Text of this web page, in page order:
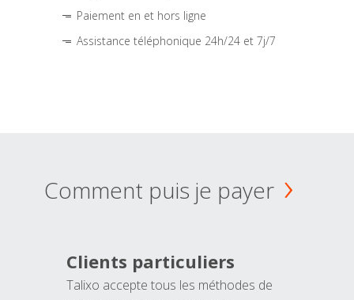
Paiement en et hors ligne
Assistance téléphonique 24h/24 et 7j/7
Comment puis je payer
Clients particuliers
Talixo accepte tous les méthodes de